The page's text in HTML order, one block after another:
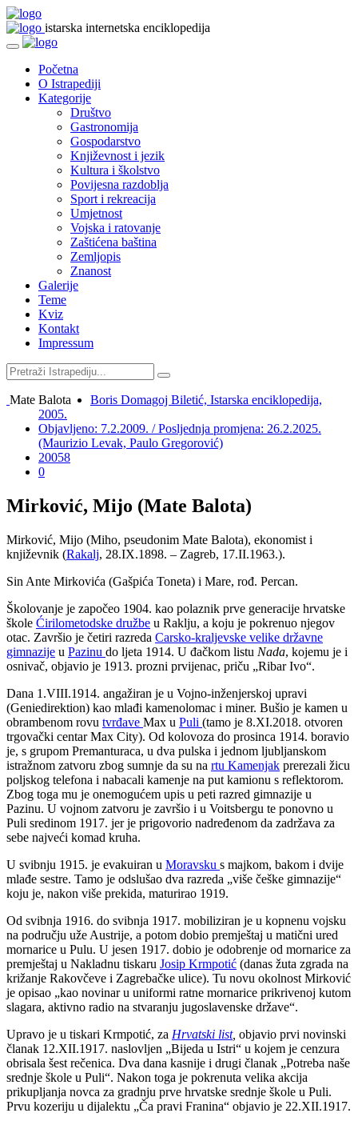
istarska internetska enciklopedija
Početna
O Istrapediji
Kategorije
Društvo
Gastronomija
Gospodarstvo
Književnost i jezik
Kultura i školstvo
Povijesna razdoblja
Sport i rekreacija
Umjetnost
Vojska i ratovanje
Zaštićena baština
Zemljopis
Znanost
Galerije
Teme
Kviz
Kontakt
Impressum
Mate Balota
Boris Domagoj Biletić, Istarska enciklopedija,
2005.
Objavljeno: 7.2.2009. / Posljednja promjena: 26.2.2025.
(Maurizio Levak, Paulo Gregorović)
20058
0
Mirković, Mijo (Mate Balota)
Mirković, Mijo (Miho, pseudonim Mate Balota), ekonomist i
književnik (Rakalj, 28.IX.1898. – Zagreb, 17.II.1963.).
Sin Ante Mirkovića (Gašpića Toneta) i Mare, rođ. Percan.
Školovanje je započeo 1904. kao polaznik prve generacije hrvatske
škole Ćirilometodske družbe u Raklju, a koju je pokrenuo njegov
otac. Završio je četiri razreda Carsko-kraljevske velike državne
gimnazije u Pazinu do ljeta 1914. U đačkom listu Nada, kojemu je i
osnivač, objavio je 1913. prozni prvijenac, priču „Ribar Ivo“.
Dana 1.VIII.1914. angažiran je u Vojno-inženjerskoj upravi
(Geniedirektion) kao mlađi kamenolomac i miner. Bušio je kamen u
obrambenom rovu tvrđave Max u Puli (tamo je 8.XI.2018. otvoren
trgovački centar Max City). Od kolovoza do prosinca 1914. boravio
je, s grupom Premanturaca, u dva pulska i jednom ljubljanskom
istražnom zatvoru zbog sumnje da su na rtu Kamenjak prerezali žicu
poljskog telefona i nabacali kamenje na put kamionu s reflektorom.
Zbog toga mu je onemogućem upis u peti razred gimnazije u
Pazinu. U vojnom zatvoru je završio i u Voitsbergu te ponovno u
Puli sredinom 1917. jer je prigovorio nadređenom da zadržava za
sebe najveći komad kruha.
U svibnju 1915. je evakuiran u Moravsku s majkom, bakom i dvije
mlađe sestre. Tamo je odslušao dva razreda „više češke gimnazije“
koju je, nakon više prekida, maturirao 1919.
Od svibnja 1916. do svibnja 1917. mobiliziran je u kopnenu vojsku
na području uže Austrije, a potom dobio premještaj u matični ured
mornarice u Pulu. U jesen 1917. dobio je odobrenje od mornarice za
premještaj u Nakladnu tiskaru Josip Krmpotić (danas žuta zgrada na
križanje Rakovčeve i Zagrebačke ulice). Tu novu okolnost Mirković
je opisao „kao novinar u uniformi ratne mornarice prikrivenoj kutom
slagara, aktivno radio na stvaranju jugoslavenske države“.
Upravo je u tiskari Krmpotić, za Hrvatski list, objavio prvi novinski
članak 12.XII.1917. naslovljen „Bijeda u Istri“ u kojem je cenzura
obrisala šest rečenica. Dva dana kasnije i drugi članak „Potreba naše
srednje škole u Puli“. Nakon toga je pokrenuta velika akcija
prikupljanja novca za gradnju prve hrvatske srednje škole u Puli.
Prvu kozeriju u dijalektu „Ča pravi Franina“ objavio je 22.XII.1917.